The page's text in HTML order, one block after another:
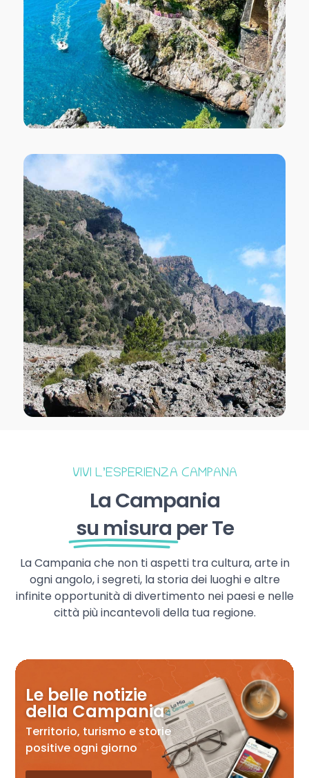
VIVI L’ESPERIENZA CAMPANA
La Campania
su misura per Te
La Campania che non ti aspetti tra cultura, arte in
ogni angolo, i segreti, la storia dei luoghi e altre
infinite opportunità di divertimento nei paesi e nelle
città più incantevoli della tua regione.
Le belle notizie
della Campania
Territorio, turismo e storie
positive ogni giorno